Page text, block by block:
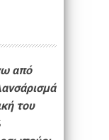
από
του